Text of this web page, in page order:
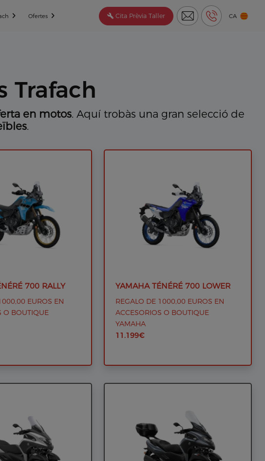
Ofertes Cita Prèvia Taller CA
Trafach
en motos. Aquí trobàs una gran selecció de
.
700 RALLY
EUROS EN
O BOUTIQUE
YAMAHA TÉNÉRÉ 700 LOWER
REGALO DE 1000,00 EUROS EN
ACCESORIOS O BOUTIQUE
YAMAHA
11.199€